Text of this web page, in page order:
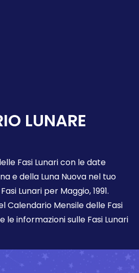
LUNARE
Fasi Lunari con le date
e della Luna Nuova nel tuo
Lunari per Maggio, 1991.
Calendario Mensile delle Fasi
le informazioni sulle Fasi Lunari